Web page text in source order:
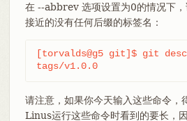
在 --abbrev 选项设置为0的情况下
接近的没有任何后缀的标签名：
[torvalds@g5 git]$ git
tags/v1.0.0
请注意，如果你今天输入这些命令，
Linus运行这些命令时看到的要长，